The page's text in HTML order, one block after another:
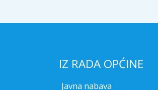
IZ RADA OPĆINE
Javna nabava